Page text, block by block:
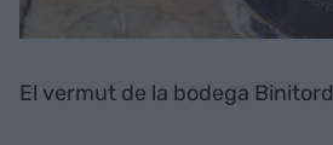
El vermut de la bodega Binitord